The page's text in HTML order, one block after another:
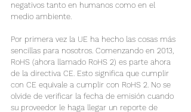
negativos tanto en humanos como en el
medio ambiente.
Por primera vez la UE ha hecho las cosas más
sencillas para nosotros. Comenzando en 2013,
RoHS (ahora llamado RoHS 2) es parte ahora
de la directiva CE. Esto significa que cumplir
con CE equivale a cumplir con RoHS 2. No se
olvide de verificar la fecha de emisión cuando
su proveedor le haga llegar un reporte de